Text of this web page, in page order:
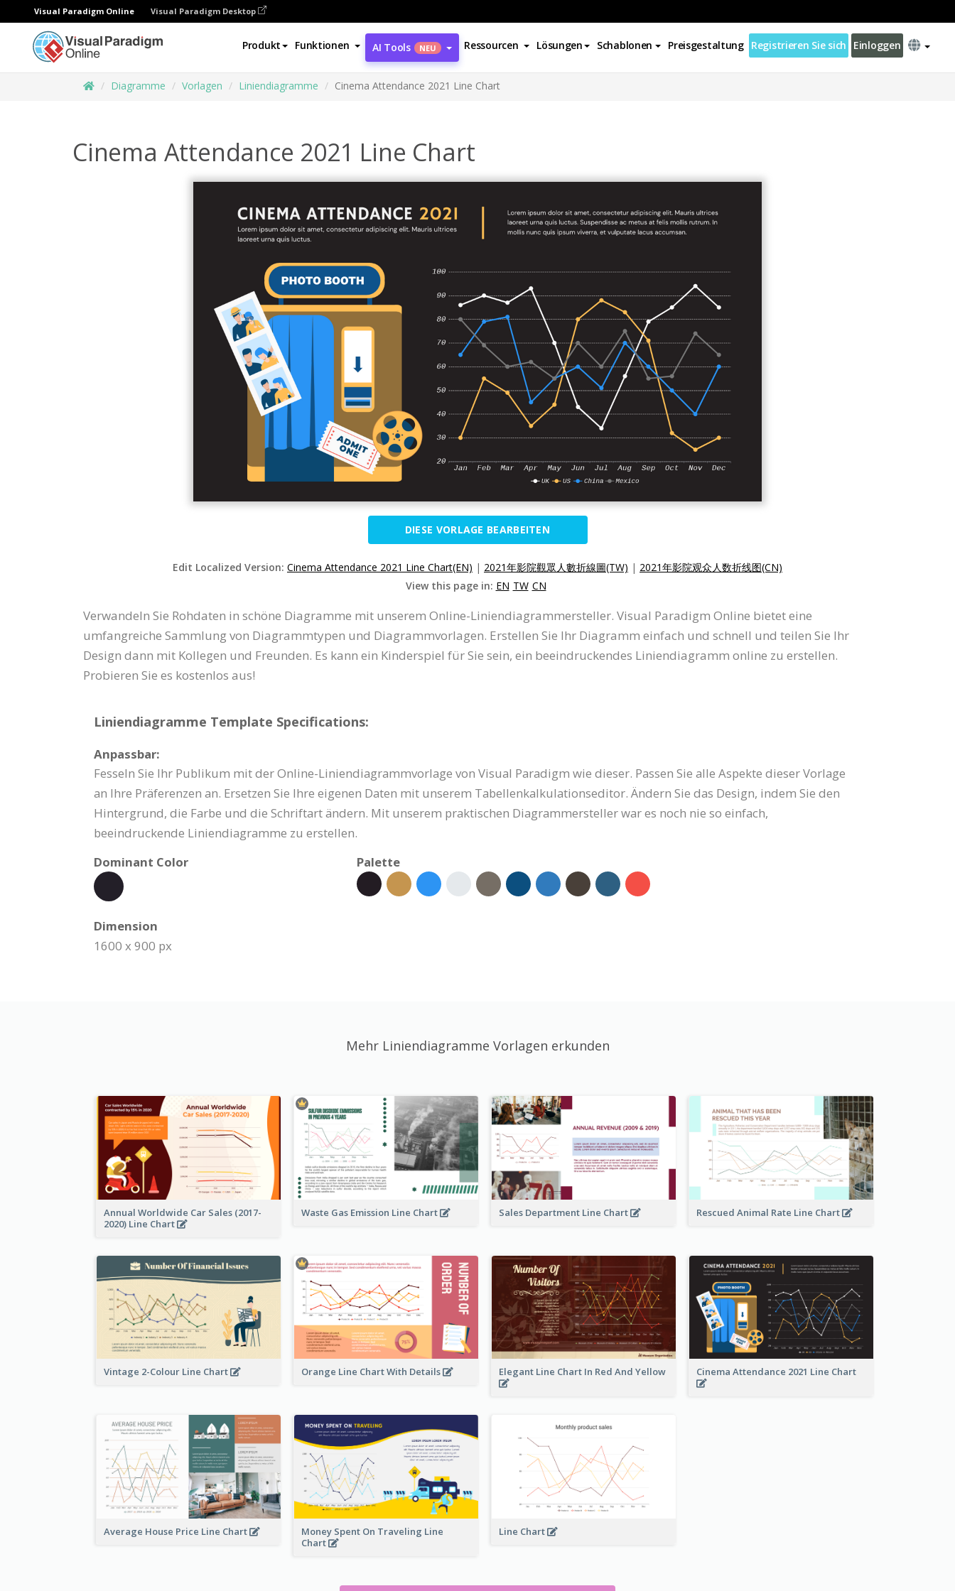
Visual Paradigm Online Visual Paradigm Desktop
Produkt Funktionen AI Tools NEU Ressourcen Lösungen Schablonen Preisgestaltung Registrieren Sie sich Einloggen
Diagramme Vorlagen Liniendiagramme Cinema Attendance 2021 Line Chart
Cinema Attendance 2021 Line Chart
DIESE VORLAGE BEARBEITEN
Edit Localized Version: Cinema Attendance 2021 Line Chart(EN) | 2021年影院觀眾人數折線圖(TW) | 2021年影院观众人数折线图(CN)
View this page in: EN TW CN
Verwandeln Sie Rohdaten in schöne Diagramme mit unserem Online-Liniendiagrammersteller. Visual Paradigm Online bietet eine
umfangreiche Sammlung von Diagrammtypen und Diagrammvorlagen. Erstellen Sie Ihr Diagramm einfach und schnell und teilen Sie Ihr
Design dann mit Kollegen und Freunden. Es kann ein Kinderspiel für Sie sein, ein beeindruckendes Liniendiagramm online zu erstellen.
Probieren Sie es kostenlos aus!
Liniendiagramme Template Specifications:
Anpassbar:
Fesseln Sie Ihr Publikum mit der Online-Liniendiagrammvorlage von Visual Paradigm wie dieser. Passen Sie alle Aspekte dieser Vorlage
an Ihre Präferenzen an. Ersetzen Sie Ihre eigenen Daten mit unserem Tabellenkalkulationseditor. Ändern Sie das Design, indem Sie den
Hintergrund, die Farbe und die Schriftart ändern. Mit unserem praktischen Diagrammersteller war es noch nie so einfach,
beeindruckende Liniendiagramme zu erstellen.
Dominant Color
Palette
Dimension
1600 x 900 px
Mehr Liniendiagramme Vorlagen erkunden
Annual Worldwide Car Sales (2017-
2020) Line Chart
Waste Gas Emission Line Chart Sales Department Line Chart Rescued Animal Rate Line Chart
Vintage 2-Colour Line Chart Orange Line Chart With Details Elegant Line Chart In Red And Yellow Cinema Attendance 2021 Line Chart
Average House Price Line Chart
Money Spent On Traveling Line
Chart
Line Chart